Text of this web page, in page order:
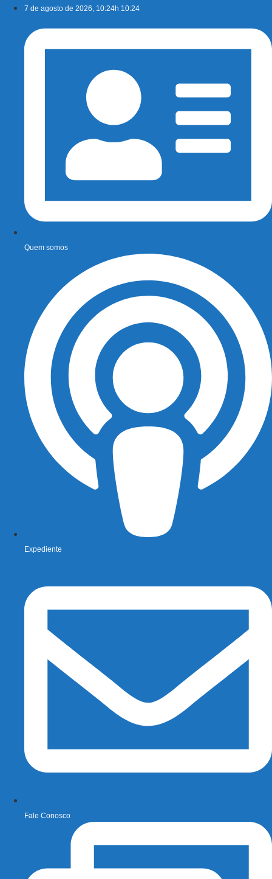
conteúdo
7 de agosto de 2026, 10:24h 10:24
Quem somos
Expediente
Fale Conosco